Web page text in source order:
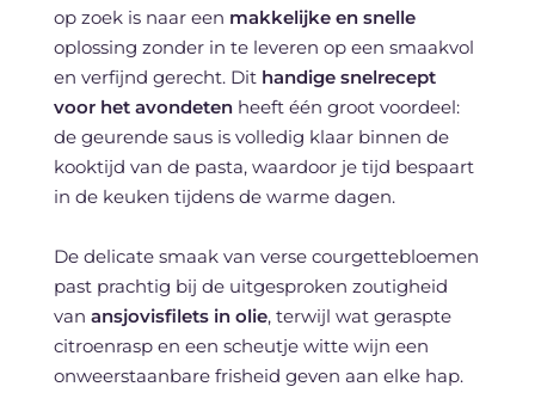
op zoek is naar een makkelijke en snelle
oplossing zonder in te leveren op een smaakvol
en verfijnd gerecht. Dit handige snelrecept
voor het avondetenheeft één groot voordeel:
de geurende saus is volledig klaar binnen de
kooktijd van de pasta, waardoor je tijd bespaart
in de keuken tijdens de warme dagen.
De delicate smaak van verse courgettebloemen
past prachtig bij de uitgesproken zoutigheid
van ansjovisfilets in olie, terwijl wat geraspte
citroenrasp en een scheutje witte wijn een
onweerstaanbare frisheid geven aan elke hap.